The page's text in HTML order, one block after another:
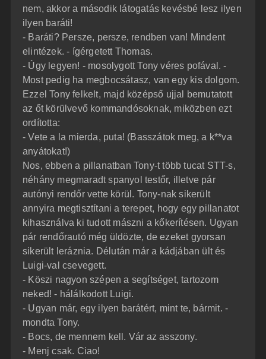
nem, akkor a második látogatás kevésbé lesz ilyen
ilyen baráti!
- Baráti? Persze, persze, rendben van! Mindent
elintézek. - ígérgetett Thomas.
- Úgy legyen! - mosolygott Tony véres pofával. -
Most pedig ha megbocsátasz, van egy kis dolgom.
Ezzel Tony felkelt, majd középső ujjal bemutatott
az őt körülvevő kommandósoknak, miközben ezt
ordította:
- Vete a la mierda, puta! (Basszátok meg, a k**va
anyátokat!)
Nos, ebben a pillanatban Tony-t több tucat STT-s,
néhány megmaradt spanyol testőr, illetve pár
autónyi rendőr vette körül. Tony-nak sikerült
annyira megtisztítani a terepet, hogy egy pillanatot
kihasználva ki tudott mászni a kőkerítésen. Ugyan
pár rendőrautó még üldözte, de ezeket gyorsan
sikerült leráznia. Délután már a kádjában ült és
Luigi-val csevegett.
- Köszi nagyon szépen a segítséget, tartozom
neked! - hálálkodott Luigi.
- Ugyan már, egy ilyen barátért, mint te, bármit. -
mondta Tony.
- Bocs, de mennem kell. Vár az asszony.
- Menj csak. Ciao!